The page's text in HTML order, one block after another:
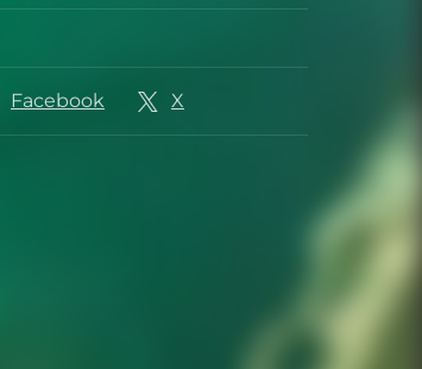
Facebook X